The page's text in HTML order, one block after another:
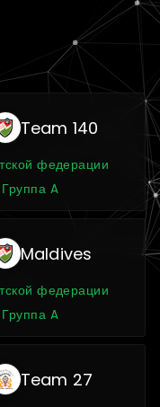
Team 140
федерации
A
Maldives
федерации
A
Team 27